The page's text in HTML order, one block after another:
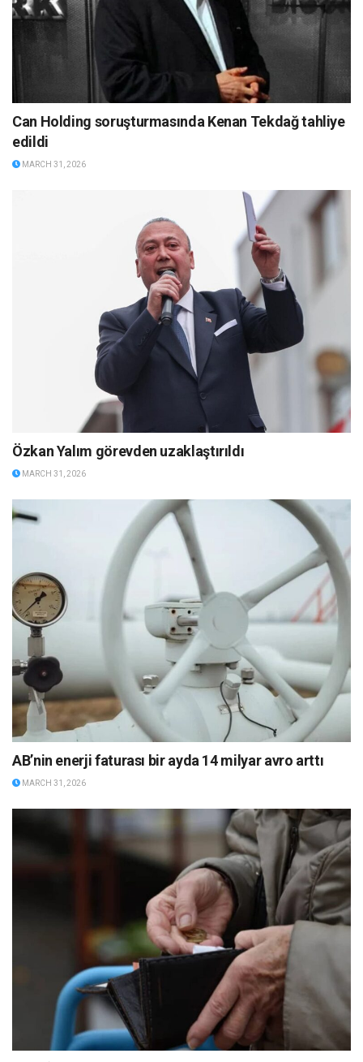
Can Holding soruşturmasında Kenan Tekdağ tahliye
edildi
MARCH 31, 2026
Özkan Yalım görevden uzaklaştırıldı
MARCH 31, 2026
AB’nin enerji faturası bir ayda 14 milyar avro arttı
MARCH 31, 2026